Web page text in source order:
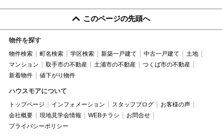
このページの先頭へ
物件を探す
物件検索 町名検索 学区検索 新築一戸建て 中古一戸建て
土地
マンション
取手市の不動産 土浦市の不動産
つくば市の不動産
新着物件
値下がり物件
ハウスモアについて
トップページ インフォメーション スタッフブログ
お客様の声
会社概要
現地見学会情報 WEBチラシ
お問合せ
プライバシーポリシー